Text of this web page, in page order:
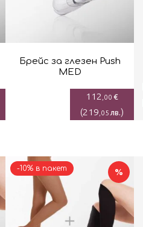
Брейс за глезен Push
MED
112 ,00 €
(219 ,05 лв.)
%
-10% в пакет